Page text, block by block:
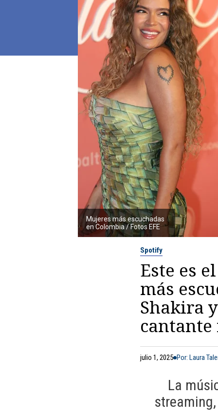
Mujeres más escuchadas
en Colombia / Fotos EFE
Spotify
Este es
más
Shakira
julio 1, 2025 Por: Laura
La